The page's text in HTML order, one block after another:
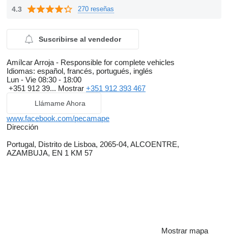
4.3 270 reseñas
Suscribirse al vendedor
Amílcar Arroja - Responsible for complete vehicles
Idiomas: español, francés, portugués, inglés
Lun - Vie 08:30 - 18:00
+351 912 39... Mostrar +351 912 393 467
Llámame Ahora
www.facebook.com/pecamape
Dirección
Portugal, Distrito de Lisboa, 2065-04, ALCOENTRE,
AZAMBUJA, EN 1 KM 57
Mostrar mapa